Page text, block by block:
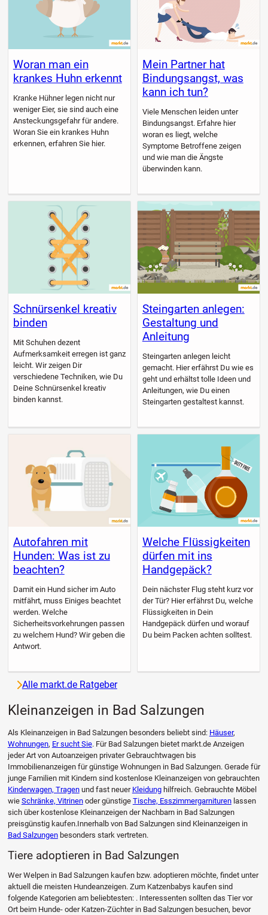
Woran man ein
krankes Huhn erkennt
Kranke Hühner legen nicht nur
weniger Eier, sie sind auch eine
Ansteckungsgefahr für andere.
Woran Sie ein krankes Huhn
erkennen, erfahren Sie hier.
Mein Partner hat
Bindungsangst, was
kann ich tun?
Viele Menschen leiden unter
Bindungsangst. Erfahre hier
woran es liegt, welche
Symptome Betroffene zeigen
und wie man die Ängste
überwinden kann.
Schnürsenkel kreativ
binden
Mit Schuhen dezent
Aufmerksamkeit erregen ist ganz
leicht. Wir zeigen Dir
verschiedene Techniken, wie Du
Deine Schnürsenkel kreativ
binden kannst.
Steingarten anlegen:
Gestaltung und
Anleitung
Steingarten anlegen leicht
gemacht. Hier erfährst Du wie es
geht und erhältst tolle Ideen und
Anleitungen, wie Du einen
Steingarten gestaltest kannst.
Autofahren mit
Hunden: Was ist zu
beachten?
Damit ein Hund sicher im Auto
mitfährt, muss Einiges beachtet
werden. Welche
Sicherheitsvorkehrungen passen
zu welchem Hund? Wir geben die
Antwort.
Welche Flüssigkeiten
dürfen mit ins
Handgepäck?
Dein nächster Flug steht kurz vor
der Tür? Hier erfährst Du, welche
Flüssigkeiten in Dein
Handgepäck dürfen und worauf
Du beim Packen achten solltest.
Alle markt.de Ratgeber
Kleinanzeigen in Bad Salzungen
Als Kleinanzeigen in Bad Salzungen besonders beliebt sind: Häuser,
Wohnungen, Er sucht Sie. Für Bad Salzungen bietet markt.de Anzeigen
jeder Art von Autoanzeigen privater Gebrauchtwagen bis
Immobilienanzeigen für günstige Wohnungen in Bad Salzungen. Gerade für
junge Familien mit Kindern sind kostenlose Kleinanzeigen von gebrauchten
Kinderwagen, Tragenund fast neuer Kleidunghilfreich. Gebrauchte Möbel
wie Schränke, Vitrinenoder günstige Tische, Esszimmergarniturenlassen
sich über kostenlose Kleinanzeigen der Nachbarn in Bad Salzungen
preisgünstig kaufen.Innerhalb von Bad Salzungen sind Kleinanzeigen in
Bad Salzungenbesonders stark vertreten.
Tiere adoptieren in Bad Salzungen
Wer Welpen in Bad Salzungen kaufen bzw. adoptieren möchte, findet unter
aktuell die meisten Hundeanzeigen. Zum Katzenbabys kaufen sind
folgende Kategorien am beliebtesten: . Interessenten sollten das Tier vor
Ort beim Hunde- oder Katzen-Züchter in Bad Salzungen besuchen, bevor